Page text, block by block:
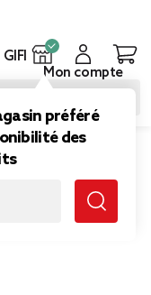
GIFI
préféré
des
Mon compte